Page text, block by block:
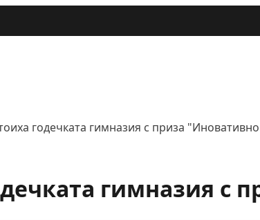
годечката гимназия с приза
гимназия с